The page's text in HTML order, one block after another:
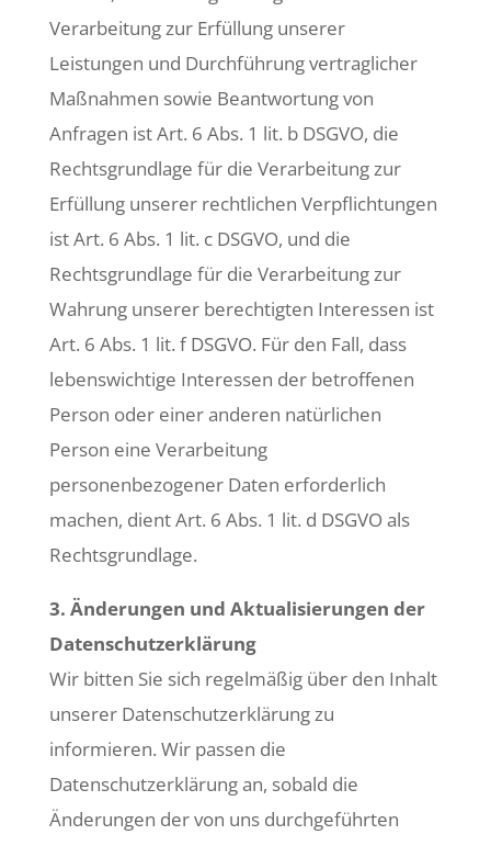
Verarbeitung zur Erfüllung unserer
Leistungen und Durchführung vertraglicher
Maßnahmen sowie Beantwortung von
Anfragen ist Art. 6 Abs. 1 lit. b DSGVO, die
Rechtsgrundlage für die Verarbeitung zur
Erfüllung unserer rechtlichen Verpflichtungen
ist Art. 6 Abs. 1 lit. c DSGVO, und die
Rechtsgrundlage für die Verarbeitung zur
Wahrung unserer berechtigten Interessen ist
Art. 6 Abs. 1 lit. f DSGVO. Für den Fall, dass
lebenswichtige Interessen der betroffenen
Person oder einer anderen natürlichen
Person eine Verarbeitung
personenbezogener Daten erforderlich
machen, dient Art. 6 Abs. 1 lit. d DSGVO als
Rechtsgrundlage.
3. Änderungen und Aktualisierungen der
Datenschutzerklärung
Wir bitten Sie sich regelmäßig über den Inhalt
unserer Datenschutzerklärung zu
informieren. Wir passen die
Datenschutzerklärung an, sobald die
Änderungen der von uns durchgeführten